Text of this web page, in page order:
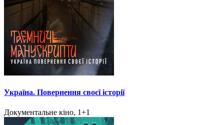
Україна. Повернення своєї історії
Документальне кіно, 1+1